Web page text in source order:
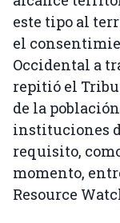
este tipo al
el
Occidental a
repitió el
de la
instituciones
requisito,
momento,
Resource